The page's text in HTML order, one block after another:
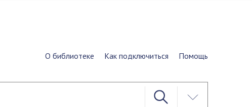
О библиотеке Как подключиться Помощь